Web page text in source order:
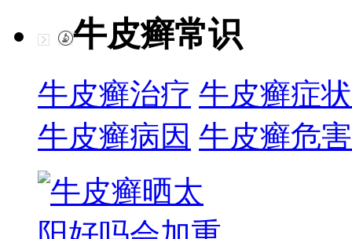
牛皮癣常识
牛皮癣治疗 牛皮癣症状
牛皮癣病因 牛皮癣危害